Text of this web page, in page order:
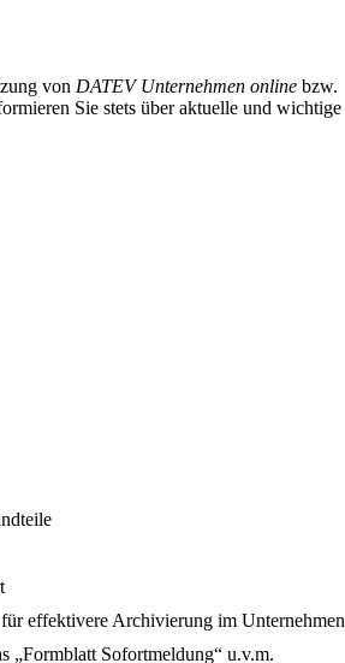
von DATEV Unternehmen online bzw.
Sie stets über aktuelle und wichtige
effektivere Archivierung im Unternehmen
„Formblatt Sofortmeldung“ u.v.m.